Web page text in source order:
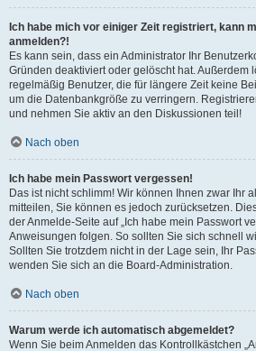
Ich habe mich vor einiger Zeit registriert, kann
anmelden?!
Es kann sein, dass ein Administrator Ihr
Gründen deaktiviert oder gelöscht hat. Außerdem
regelmäßig Benutzer, die für längere Zeit keine
um die Datenbankgröße zu verringern.
und nehmen Sie aktiv an den Diskussionen teil!
Nach oben
Ich habe mein Passwort vergessen!
Das ist nicht schlimm! Wir können Ihnen zwar Ihr
mitteilen, Sie können es jedoch zurücksetzen.
der Anmelde-Seite auf „Ich habe mein Passwort
Anweisungen folgen. So sollten Sie sich schnell
Sollten Sie trotzdem nicht in der Lage sein, Ihr
wenden Sie sich an die Board-Administration.
Nach oben
Warum werde ich automatisch abgemeldet?
Wenn Sie beim Anmelden das Kontrollkästchen